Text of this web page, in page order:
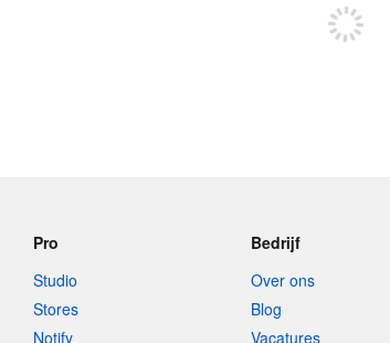
Pro
Studio
Stores
Notify
Bedrijf
Over ons
Blog
Vacatures